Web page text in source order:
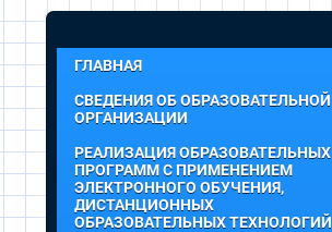
ГЛАВНАЯ
СВЕДЕНИЯ ОБ ОБРАЗОВАТЕЛЬНОЙ
ОРГАНИЗАЦИИ
РЕАЛИЗАЦИЯ ОБРАЗОВАТЕЛЬНЫХ
ПРОГРАММ С ПРИМЕНЕНИЕМ
ЭЛЕКТРОННОГО ОБУЧЕНИЯ,
ДИСТАНЦИОННЫХ
ОБРАЗОВАТЕЛЬНЫХ ТЕХНОЛОГИЙ